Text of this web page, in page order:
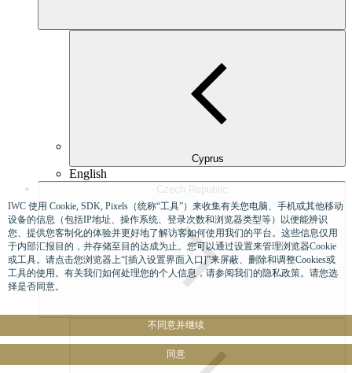
Cyprus
English
Czech Republic
IWC 使用 Cookie, SDK, Pixels（统称“工具”）来收集有关您电脑、手机或其他移动
设备的信息（包括IP地址、操作系统、登录次数和浏览器类型等）以便能辨识
您、提供您客制化的体验并更好地了解访客如何使用我们的平台。这些信息仅用
于内部汇报目的，并存储至目的达成为止。您可以通过设置来管理浏览器Cookie
或工具。请点击您浏览器上“[插入设置界面入口]”来屏蔽、删除和调整Cookies或
工具的使用。有关我们如何处理您的个人信息，请参阅我们的隐私政策。请您选
择是否同意。
不同意并继续
同意